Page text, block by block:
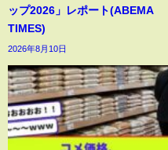
ップ2026」レポート(ABEMA
TIMES)
2026年8月10日